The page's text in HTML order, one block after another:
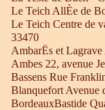
Le Teich AllÈe de
Le Teich Centre de
33470
AmbarËs et
Ambes 22, avenue
Bassens Rue
Blanquefort Avenue
BordeauxBastide